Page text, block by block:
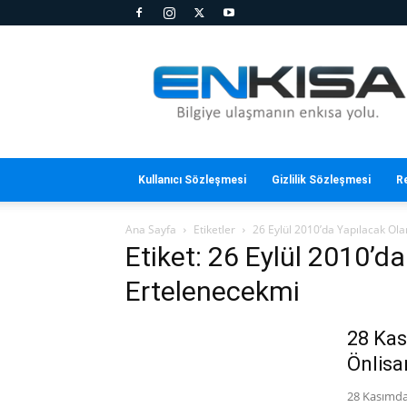
Kısa
Kullanıcı Sözleşmesi Gizlilik Sözleşmesi
Ana Sayfa Etiketler 26 Eylül 2010’da Yapılacak
Etiket: 26 Eylül
Ertelenecekmi
28
28